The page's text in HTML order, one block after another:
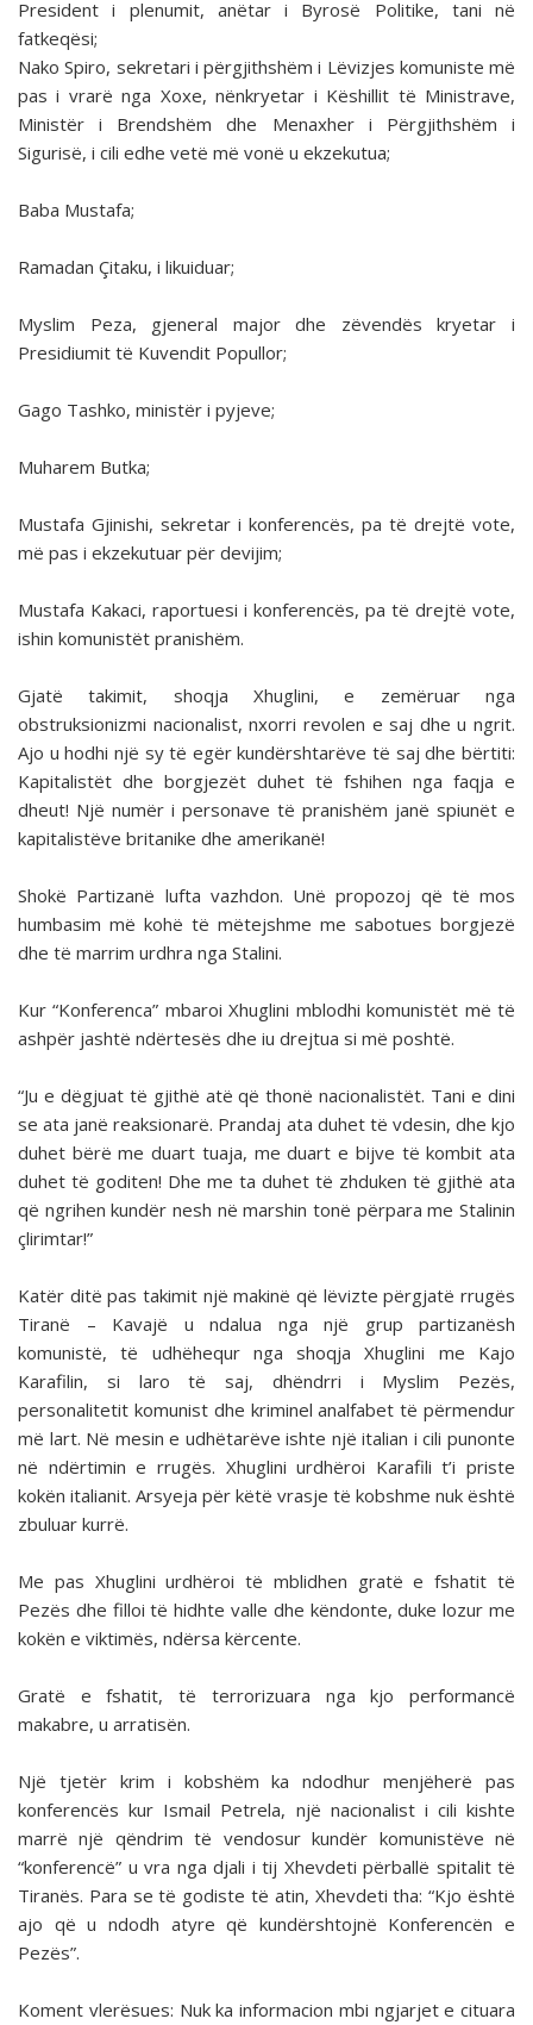
President i plenumit, anëtar i Byrosë Politike, tani në
fatkeqësi;
Nako Spiro, sekretari i përgjithshëm i Lëvizjes komuniste më
pas i vrarë nga Xoxe, nënkryetar i Këshillit të Ministrave,
Ministër i Brendshëm dhe Menaxher i Përgjithshëm i
Sigurisë, i cili edhe vetë më vonë u ekzekutua;
Baba Mustafa;
Ramadan Çitaku, i likuiduar;
Myslim Peza, gjeneral major dhe zëvendës kryetar i
Presidiumit të Kuvendit Popullor;
Gago Tashko, ministër i pyjeve;
Muharem Butka;
Mustafa Gjinishi, sekretar i konferencës, pa të drejtë vote,
më pas i ekzekutuar për devijim;
Mustafa Kakaci, raportuesi i konferencës, pa të drejtë vote,
ishin komunistët pranishëm.
Gjatë takimit, shoqja Xhuglini, e zemëruar nga
obstruksionizmi nacionalist, nxorri revolen e saj dhe u ngrit.
Ajo u hodhi një sy të egër kundërshtarëve të saj dhe bërtiti:
Kapitalistët dhe borgjezët duhet të fshihen nga faqja e
dheut! Një numër i personave të pranishëm janë spiunët e
kapitalistëve britanike dhe amerikanë!
Shokë Partizanë lufta vazhdon. Unë propozoj që të mos
humbasim më kohë të mëtejshme me sabotues borgjezë
dhe të marrim urdhra nga Stalini.
Kur “Konferenca” mbaroi Xhuglini mblodhi komunistët më të
ashpër jashtë ndërtesës dhe iu drejtua si më poshtë.
“Ju e dëgjuat të gjithë atë që thonë nacionalistët. Tani e dini
se ata janë reaksionarë. Prandaj ata duhet të vdesin, dhe kjo
duhet bërë me duart tuaja, me duart e bijve të kombit ata
duhet të goditen! Dhe me ta duhet të zhduken të gjithë ata
që ngrihen kundër nesh në marshin tonë përpara me Stalinin
çlirimtar!”
Katër ditë pas takimit një makinë që lëvizte përgjatë rrugës
Tiranë – Kavajë u ndalua nga një grup partizanësh
komunistë, të udhëhequr nga shoqja Xhuglini me Kajo
Karafilin, si laro të saj, dhëndrri i Myslim Pezës,
personalitetit komunist dhe kriminel analfabet të përmendur
më lart. Në mesin e udhëtarëve ishte një italian i cili punonte
në ndërtimin e rrugës. Xhuglini urdhëroi Karafili t’i priste
kokën italianit. Arsyeja për këtë vrasje të kobshme nuk është
zbuluar kurrë.
Me pas Xhuglini urdhëroi të mblidhen gratë e fshatit të
Pezës dhe filloi të hidhte valle dhe këndonte, duke lozur me
kokën e viktimës, ndërsa kërcente.
Gratë e fshatit, të terrorizuara nga kjo performancë
makabre, u arratisën.
Një tjetër krim i kobshëm ka ndodhur menjëherë pas
konferencës kur Ismail Petrela, një nacionalist i cili kishte
marrë një qëndrim të vendosur kundër komunistëve në
“konferencë” u vra nga djali i tij Xhevdeti përballë spitalit të
Tiranës. Para se të godiste të atin, Xhevdeti tha: “Kjo është
ajo që u ndodh atyre që kundërshtojnë Konferencën e
Pezës”.
Koment vlerësues: Nuk ka informacion mbi ngjarjet e cituara